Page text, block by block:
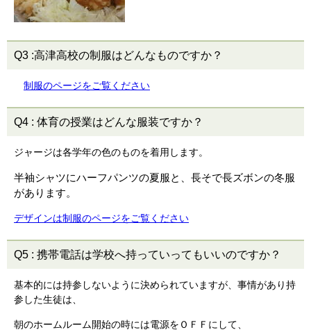
Q3 :高津高校の制服はどんなものですか？
制服のページをご覧ください
Q4 : 体育の授業はどんな服装ですか？
ジャージは各学年の色のものを着用します。
半袖シャツにハーフパンツの夏服と、長そで長ズボンの冬服
があります。
デザインは制服のページをご覧ください
Q5 : 携帯電話は学校へ持っていってもいいのですか？
基本的には持参しないように決められていますが、事情があり持
参した生徒は、
朝のホームルーム開始の時には電源をＯＦＦにして、